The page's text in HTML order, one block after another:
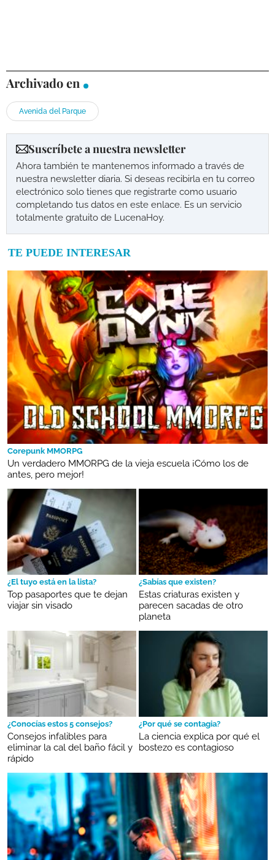
Archivado en
Avenida del Parque
Suscríbete a nuestra newsletter
Ahora también te mantenemos informado a través de
nuestra newsletter diaria. Si deseas recibirla en tu correo
electrónico solo tienes que registrarte como usuario
completando tus datos en este enlace. Es un servicio
totalmente gratuito de LucenaHoy.
TE PUEDE INTERESAR
Corepunk MMORPG
Un verdadero MMORPG de la vieja escuela ¡Cómo los de
antes, pero mejor!
¿El tuyo está en la lista?
Top pasaportes que te dejan
viajar sin visado
¿Sabías que existen?
Estas criaturas existen y
parecen sacadas de otro
planeta
¿Conocías estos 5 consejos?
Consejos infalibles para
eliminar la cal del baño fácil y
rápido
¿Por qué se contagia?
La ciencia explica por qué el
bostezo es contagioso